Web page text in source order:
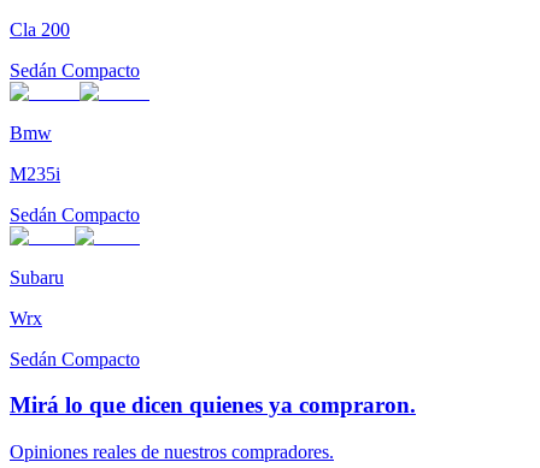
Cla 200
Sedán Compacto
Bmw
M235i
Sedán Compacto
Subaru
Wrx
Sedán Compacto
Mirá lo que dicen quienes ya compraron.
Opiniones reales de nuestros compradores.